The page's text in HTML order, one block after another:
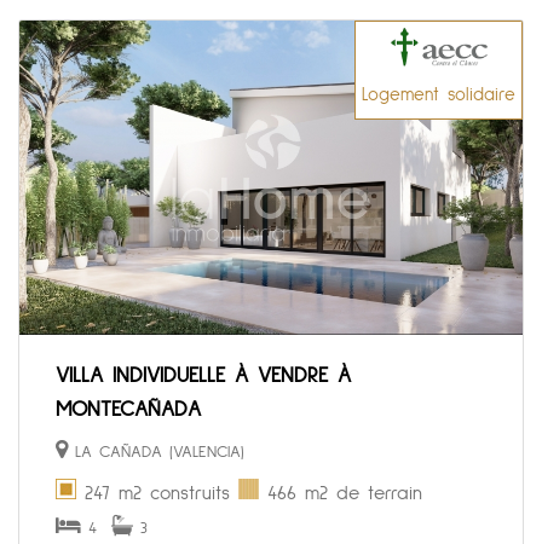
Logement solidaire
VILLA INDIVIDUELLE À VENDRE À
MONTECAÑADA
LA CAÑADA (VALENCIA)
247 m2 construits 466 m2 de terrain
4 3